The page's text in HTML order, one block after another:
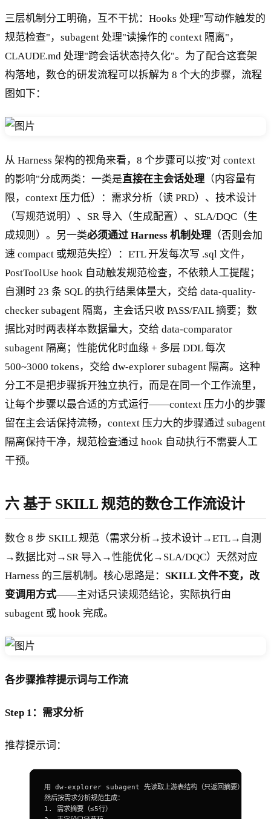
三层机制分工明确，互不干扰：Hooks 处理"写动作触发的
规范检查"，subagent 处理"读操作的 context 隔离"，
CLAUDE.md 处理"跨会话状态持久化"。为了配合这套架
构落地，数仓的研发流程可以拆解为 8 个大的步骤，流程
图如下：
从 Harness 架构的视角来看，8 个步骤可以按"对 context
的影响"分成两类：一类是直接在主会话处理 （内容量有
限，context 压力低）：需求分析（读 PRD）、技术设计
（写规范说明）、SR 导入（生成配置）、SLA/DQC（生
成规则）。另一类必须通过 Harness 机制处理 （否则会加
速 compact 或规范失控）：ETL 开发每次写 .sql 文件，
PostToolUse hook 自动触发规范检查，不依赖人工提醒；
自测时 23 条 SQL 的执行结果体量大，交给 data-quality-
checker subagent 隔离，主会话只收 PASS/FAIL 摘要；数
据比对时两表样本数据量大，交给 data-comparator
subagent 隔离；性能优化时血缘 + 多层 DDL 每次
500~3000 tokens，交给 dw-explorer subagent 隔离。这种
分工不是把步骤拆开独立执行，而是在同一个工作流里，
让每个步骤以最合适的方式运行——context 压力小的步骤
留在主会话保持流畅，context 压力大的步骤通过 subagent
隔离保持干净，规范检查通过 hook 自动执行不需要人工
干预。
六 基于 SKILL 规范的数仓工作流设计
数仓 8 步 SKILL 规范（需求分析→技术设计→ETL→自测
→数据比对→SR 导入→性能优化→SLA/DQC）天然对应
Harness 的三层机制。核心思路是： SKILL 文件不变，改
变调用方式——主对话只读规范结论，实际执行由
subagent 或 hook 完成。
各步骤推荐提示词与工作流
Step 1：需求分析
推荐提示词：
用 dw-explorer subagent 先读取上游表结构（只返回摘要），
然后按需求分析规范生成：
1.
需求摘要（≤5行）